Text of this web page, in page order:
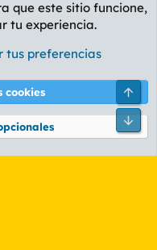
de privacidad Ayuda
XenForo Ltd.
que este sitio funcione,
tu experiencia.
tus preferencias
cookies
Pie